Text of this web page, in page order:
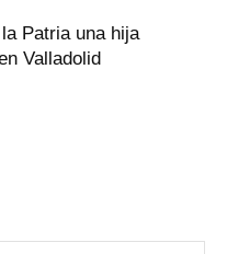
Patria una hija
Valladolid